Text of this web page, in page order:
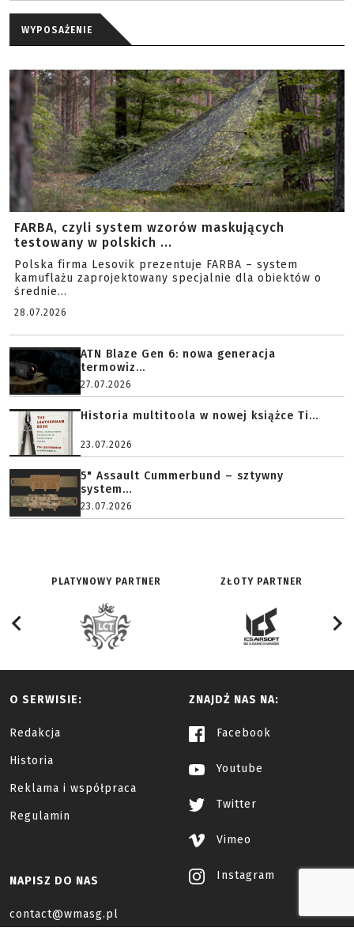
WYPOSAŻENIE
FARBA, czyli system wzorów maskujących
testowany w polskich ...
Polska firma Lesovik prezentuje FARBA – system
kamuflażu zaprojektowany specjalnie dla obiektów o
średnie...
28.07.2026
ATN Blaze Gen 6: nowa generacja
termowiz...
27.07.2026
Historia multitoola w nowej książce Ti...
23.07.2026
5" Assault Cummerbund – sztywny
system...
23.07.2026
PLATYNOWY PARTNER ZŁOTY PARTNER
O SERWISIE:
Redakcja
Historia
Reklama i współpraca
Regulamin
ZNAJDŹ NAS NA:
Facebook
Youtube
Twitter
Vimeo
Instagram
NAPISZ DO NAS
contact@wmasg.pl